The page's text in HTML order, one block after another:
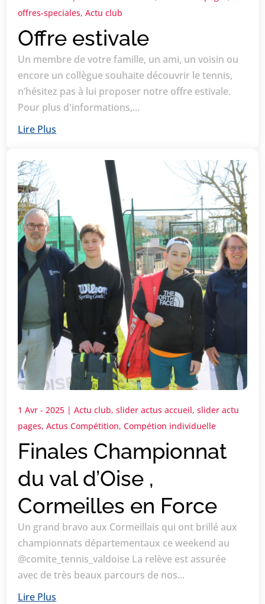
Offre estivale
offres-speciales,Actu club
Un membre de votre famille, un ami, un voisin ou
encore un collègue souhaite découvrir le tennis,
n’hésitez pas à lui proposer notre offre estivale.
Pour plus d'informations,...
Lire Plus
Finales Championnat
du val d’Oise ,
Cormeilles en Force
1 Avr - 2025 |Actu club,slider actus accueil,slider actu
pages,Actus Compétition,Compétion individuelle
Un grand bravo aux Cormeillais qui ont brillé aux
championnats départementaux ce weekend au
@comite_tennis_valdoise La relève est assurée
avec de très beaux parcours de nos...
Lire Plus